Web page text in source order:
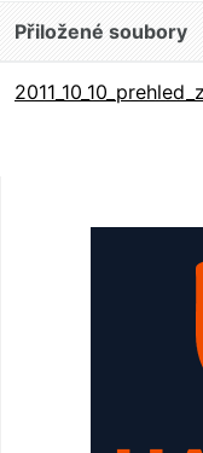
Přiložené soubory